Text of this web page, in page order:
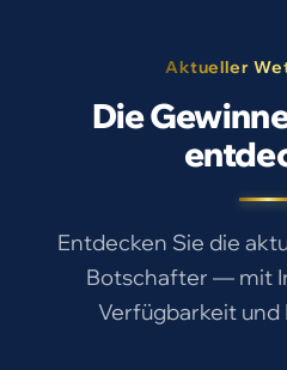
Aktueller
Die
Entdecken Sie die
Botschafter — mit
Verfügbarkeit und